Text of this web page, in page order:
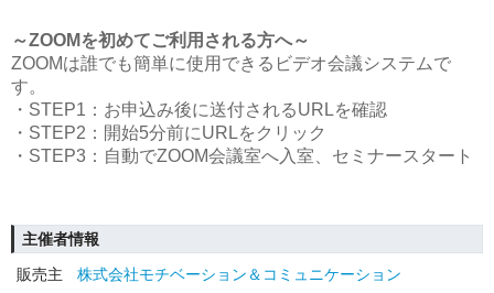
～ZOOMを初めてご利用される方へ～
ZOOMは誰でも簡単に使用できるビデオ会議システムで
す。
・STEP1：お申込み後に送付されるURLを確認
・STEP2：開始5分前にURLをクリック
・STEP3：自動でZOOM会議室へ入室、セミナースタート
主催者情報
販売主
株式会社モチベーション＆コミュニケーション